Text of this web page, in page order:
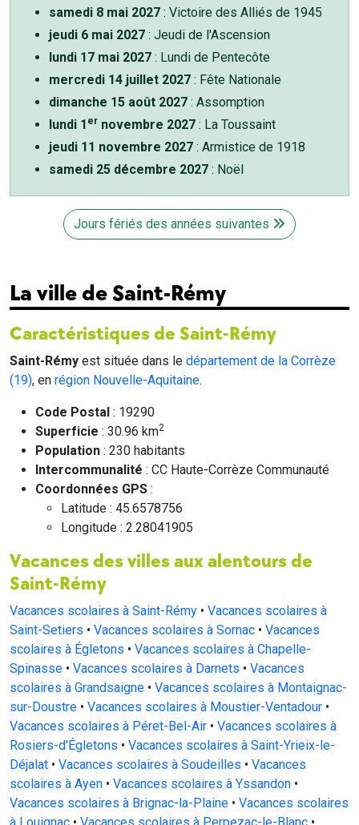
samedi 8 mai 2027 : Victoire des Alliés de 1945
jeudi 6 mai 2027 : Jeudi de l'Ascension
lundi 17 mai 2027 : Lundi de Pentecôte
mercredi 14 juillet 2027 : Fête Nationale
dimanche 15 août 2027 : Assomption
lundi 1 er novembre 2027 : La Toussaint
jeudi 11 novembre 2027 : Armistice de 1918
samedi 25 décembre 2027 : Noël
Jours fériés des années suivantes
La ville de Saint-Rémy
Caractéristiques de Saint-Rémy
Saint-Rémy est située dans le département de la Corrèze
(19), en région Nouvelle-Aquitaine.
Code Postal : 19290
Superficie : 30.96 km2
Population : 230 habitants
Intercommunalité : CC Haute-Corrèze Communauté
Coordonnées GPS :
Latitude : 45.6578756
Longitude : 2.28041905
Vacances des villes aux alentours de
Saint-Rémy
Vacances scolaires à Saint-Rémy • Vacances scolaires à
Saint-Setiers • Vacances scolaires à Sornac • Vacances
scolaires à Égletons • Vacances scolaires à Chapelle-
Spinasse • Vacances scolaires à Darnets • Vacances
scolaires à Grandsaigne • Vacances scolaires à Montaignac-
sur-Doustre • Vacances scolaires à Moustier-Ventadour •
Vacances scolaires à Péret-Bel-Air • Vacances scolaires à
Rosiers-d'Égletons • Vacances scolaires à Saint-Yrieix-le-
Déjalat • Vacances scolaires à Soudeilles • Vacances
scolaires à Ayen • Vacances scolaires à Yssandon •
Vacances scolaires à Brignac-la-Plaine • Vacances scolaires